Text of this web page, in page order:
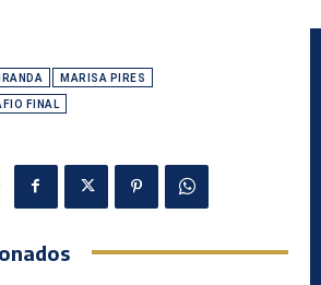
MARISA PIRES
FINAL